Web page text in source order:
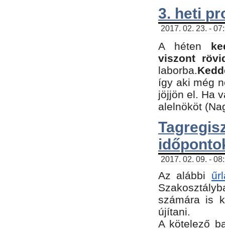
3. heti
2017. 02. 23. -
A héten
viszont
laborba.
így aki még
jöjjön el. Ha
alelnököt
2017. 02. 09. -
Az alábbi
számára is
újítani.
​A kötelező